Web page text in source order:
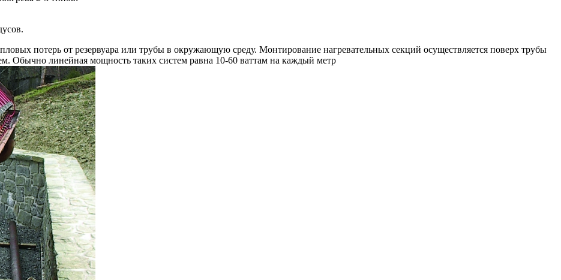
потерь от резервуара или трубы в окружающую среду. Монтирование нагревательных секций осуществляется поверх трубы
Обычно линейная мощность таких систем равна 10-60 ваттам на каждый метр